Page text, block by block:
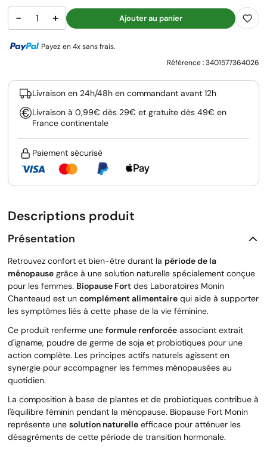
− + Ajouter au panier
Payez en 4x sans frais.
Référence :3401577364026
Livraison en 24h/48h en commandant avant 12h
Livraison à 0,99€ dès 29€ et gratuite dès 49€ en
France continentale
Paiement sécurisé
Descriptions produit
Présentation
Retrouvez confort et bien-être durant la période de la
ménopause grâce à une solution naturelle spécialement conçue
pour les femmes. Biopause Fort des Laboratoires Monin
Chanteaud est un complément alimentaire qui aide à supporter
les symptômes liés à cette phase de la vie féminine.
Ce produit renferme une formule renforcée associant extrait
d'igname, poudre de germe de soja et probiotiques pour une
action complète. Les principes actifs naturels agissent en
synergie pour accompagner les femmes ménopausées au
quotidien.
La composition à base de plantes et de probiotiques contribue à
l'équilibre féminin pendant la ménopause. Biopause Fort Monin
représente une solution naturelle efficace pour atténuer les
désagréments de cette période de transition hormonale.